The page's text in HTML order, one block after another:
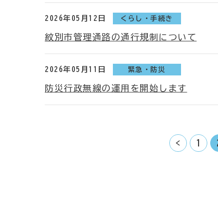
2026年05月12日 くらし・手続き
紋別市管理通路の通行規制について
2026年05月11日 緊急・防災
防災行政無線の運用を開始します
< 1